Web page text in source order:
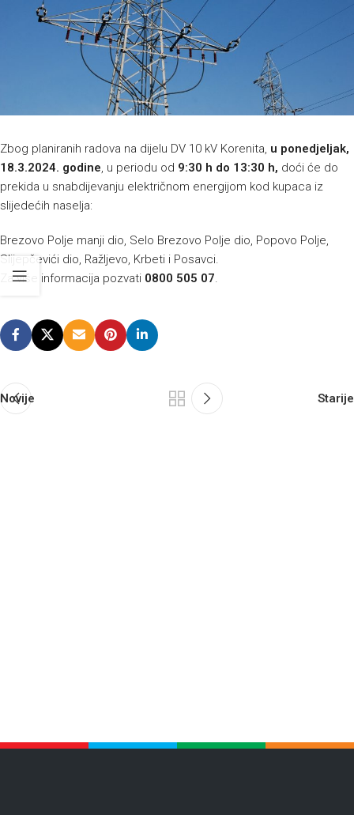
Zbog planiranih radova na dijelu DV 10 kV Korenita, u ponedjeljak,
18.3.2024. godine, u periodu od 9:30 h do 13:30 h, doći će do
prekida u snabdijevanju električnom energijom kod kupaca iz
slijedećih naselja:
Brezovo Polje manji dio, Selo Brezovo Polje dio, Popovo Polje,
Slijepčevići dio, Ražljevo, Krbeti i Posavci.
Za više informacija pozvati 0800 505 07.
Novije Starije